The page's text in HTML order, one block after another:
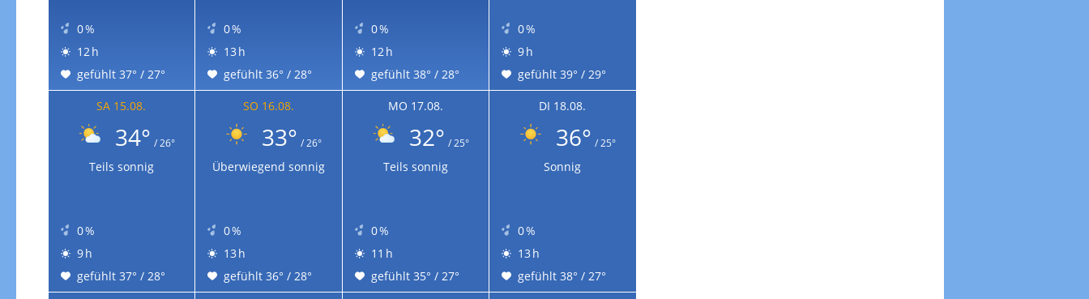
0 %
12 h
gefühlt 37° / 27°
0 %
13 h
gefühlt 36° / 28°
0 %
12 h
gefühlt 38° / 28°
0 %
9 h
gefühlt 39° / 29°
SA 15.08.
34° / 26°
Teils sonnig
0 %
9 h
gefühlt 37° / 28°
SO 16.08.
33° / 26°
Überwiegend sonnig
0 %
13 h
gefühlt 36° / 28°
MO 17.08.
32° / 25°
Teils sonnig
0 %
11 h
gefühlt 35° / 27°
DI 18.08.
36° / 25°
Sonnig
0 %
13 h
gefühlt 38° / 27°